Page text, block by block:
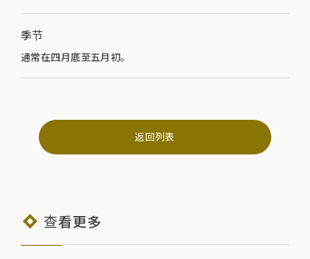
季节
通常在四月底至五月初。
返回列表
查看更多